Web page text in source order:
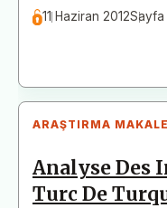
11 Haziran 2012Sayfa
ARAŞTIRMA
Analyse Des
Turc De